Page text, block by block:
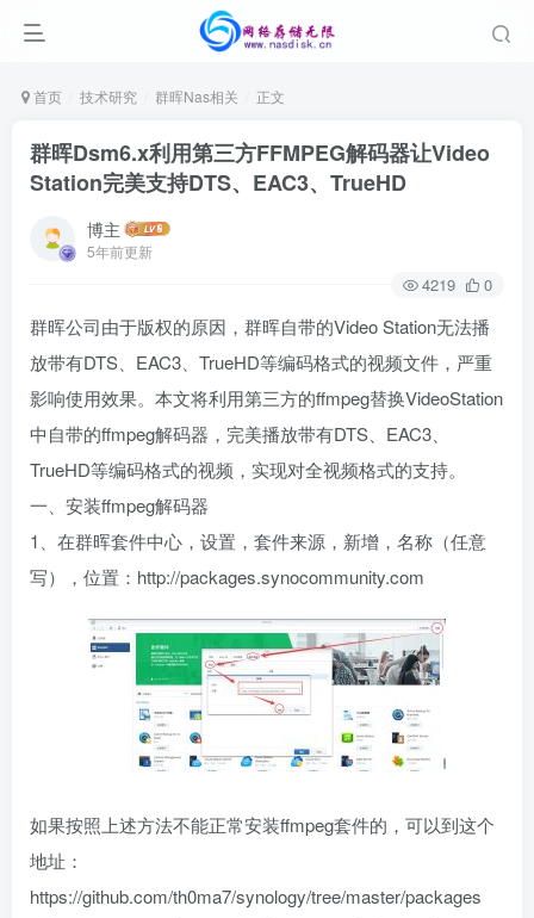
首页 技术研究 群晖Nas相关 正文
群晖Dsm6.x利用第三方FFMPEG解码器让Video
Station完美支持DTS、EAC3、TrueHD
博主
5年前更新
4219 0
群晖公司由于版权的原因，群晖自带的Video Station无法播
放带有DTS、EAC3、TrueHD等编码格式的视频文件，严重
影响使用效果。本文将利用第三方的ffmpeg替换VideoStation
中自带的ffmpeg解码器，完美播放带有DTS、EAC3、
TrueHD等编码格式的视频，实现对全视频格式的支持。
一、安装ffmpeg解码器
1、在群晖套件中心，设置，套件来源，新增，名称（任意
写），位置：http://packages.synocommunity.com
如果按照上述方法不能正常安装ffmpeg套件的，可以到这个
地址：
https://github.com/th0ma7/synology/tree/master/packages